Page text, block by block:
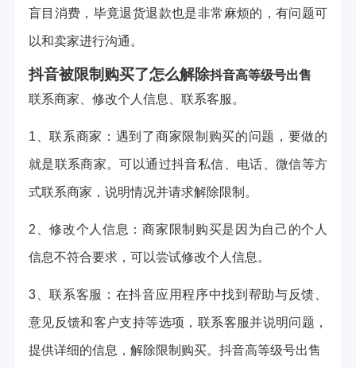
盲目消费，毕竟退货退款也是非常麻烦的，有问题可
以和卖家进行沟通。
抖音被限制购买了怎么解除抖音高等级号出售
联系商家、修改个人信息、联系客服。
1、联系商家：遇到了商家限制购买的问题，要做的
就是联系商家。可以通过抖音私信、电话、微信等方
式联系商家，说明情况并请求解除限制。
2、修改个人信息：商家限制购买是因为自己的个人
信息不符合要求，可以尝试修改个人信息。
3、联系客服：在抖音应用程序中找到帮助与反馈、
意见反馈和客户支持等选项，联系客服并说明问题，
提供详细的信息，解除限制购买。 抖音高等级号出售